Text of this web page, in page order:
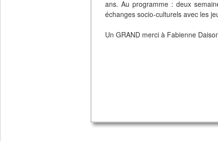
ans. Au programme : deux
échanges socio-culturels avec les
Un GRAND merci à Fabienne